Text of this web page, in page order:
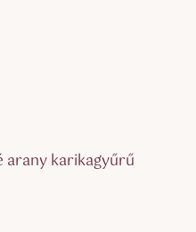
arany karikagyűrű